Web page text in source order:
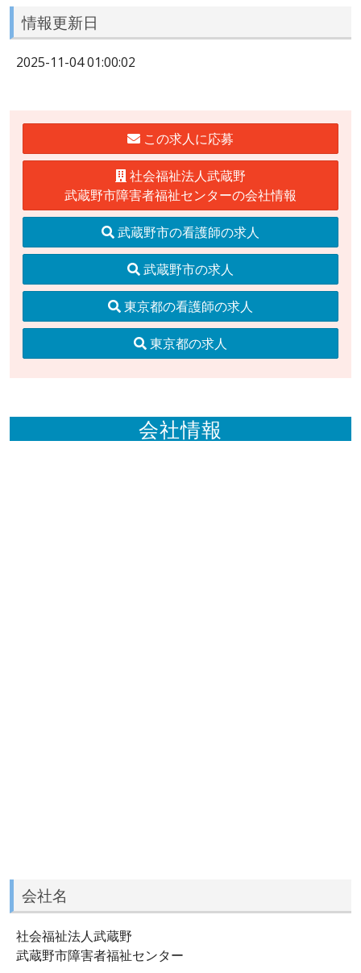
情報更新日
2025-11-04 01:00:02
この求人に応募
社会福祉法人武蔵野
武蔵野市障害者福祉センターの会社情報
武蔵野市の看護師の求人
武蔵野市の求人
東京都の看護師の求人
東京都の求人
会社情報
会社名
社会福祉法人武蔵野
武蔵野市障害者福祉センター